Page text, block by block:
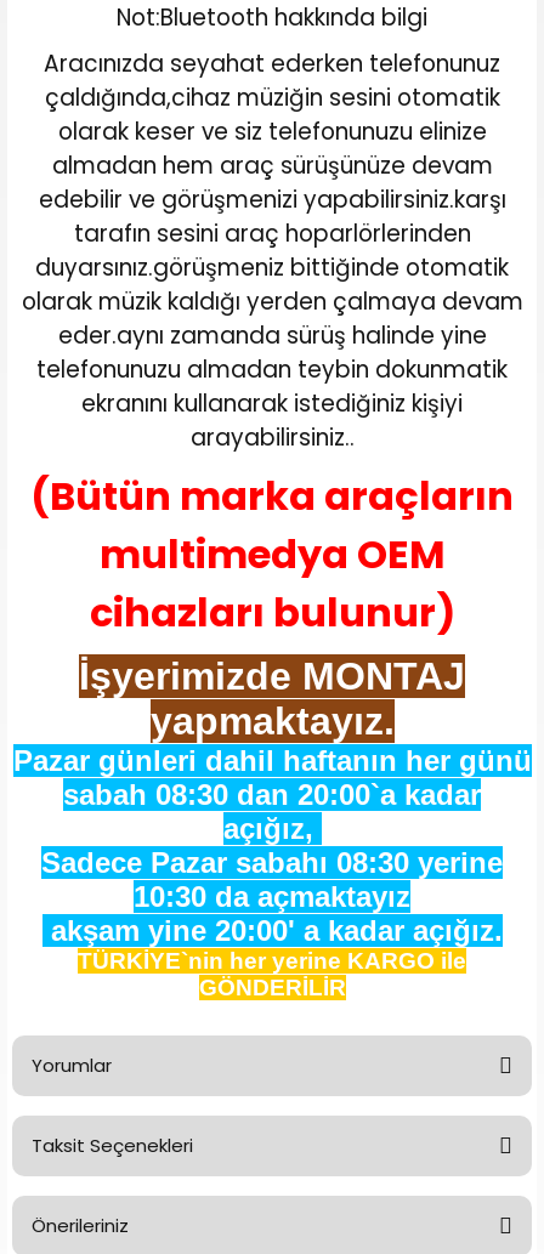
Not:Bluetooth hakkında bilgi
Aracınızda seyahat ederken telefonunuz
çaldığında,cihaz müziğin sesini otomatik
olarak keser ve siz telefonunuzu elinize
almadan hem araç sürüşünüze devam
edebilir ve görüşmenizi yapabilirsiniz.karşı
tarafın sesini araç hoparlörlerinden
duyarsınız.görüşmeniz bittiğinde otomatik
olarak müzik kaldığı yerden çalmaya devam
eder.aynı zamanda sürüş halinde yine
telefonunuzu almadan teybin dokunmatik
ekranını kullanarak istediğiniz kişiyi
arayabilirsiniz..
(Bütün marka araçların
multimedya OEM
cihazları bulunur)
İşyerimizde MONTAJ
yapmaktayız.
Pazar günleri dahil haftanın her günü
sabah 08:30 dan 20:00`a kadar
açığız,
Sadece Pazar sabahı 08:30 yerine
10:30 da açmaktayız
akşam yine 20:00' a kadar açığız.
TÜRKİYE`nin her yerine KARGO ile
GÖNDERİLİR
Yorumlar
Bu ürüne ilk yorumu siz yapın!
Taksit Seçenekleri
Önerileriniz